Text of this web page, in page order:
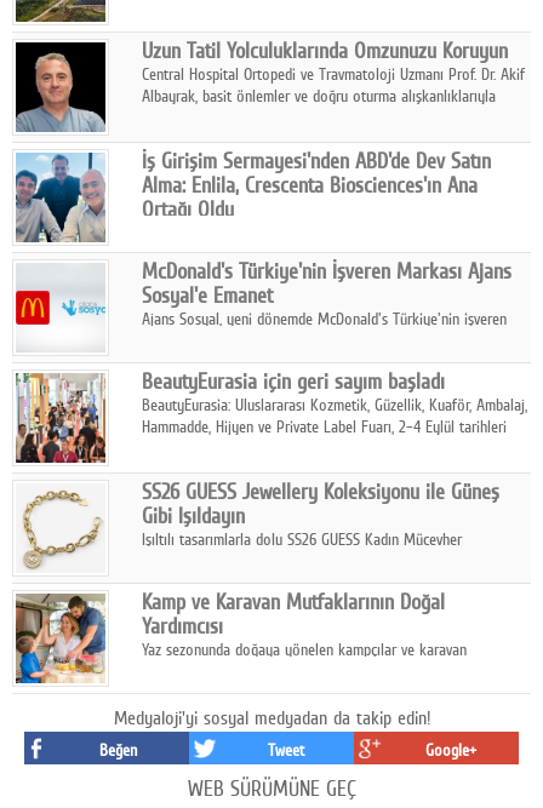
Uzun Tatil Yolculuklarında Omzunuzu Koruyun
Central Hospital Ortopedi ve Travmatoloji Uzmanı Prof. Dr. Akif
Albayrak, basit önlemler ve doğru oturma alışkanlıklarıyla
İş Girişim Sermayesi'nden ABD'de Dev Satın
Alma: Enlila, Crescenta Biosciences'ın Ana
Ortağı Oldu
stratejisini uluslararası ölçeğe taşıyan satın alma hamlesini
tamamladı.
McDonald's Türkiye'nin İşveren Markası Ajans
Sosyal'e Emanet
Ajans Sosyal, yeni dönemde McDonald's Türkiye'nin işveren
BeautyEurasia için geri sayım başladı
BeautyEurasia: Uluslararası Kozmetik, Güzellik, Kuaför, Ambalaj,
Hammadde, Hijyen ve Private Label Fuarı, 2–4 Eylül tarihleri
SS26 GUESS Jewellery Koleksiyonu ile Güneş
Gibi Işıldayın
Işıltılı tasarımlarla dolu SS26 GUESS Kadın Mücevher
dokunuşunu taşıyor.
Kamp ve Karavan Mutfaklarının Doğal
Yardımcısı
Yaz sezonunda doğaya yönelen kampçılar ve karavan
temizlik sağlayan, çevreye duyarlı bitkisel içerikli ürünleri tercih
ediyor.
Medyaloji'yi sosyal medyadan da takip edin!
Beğen Tweet Google+
WEB SÜRÜMÜNE GEÇ